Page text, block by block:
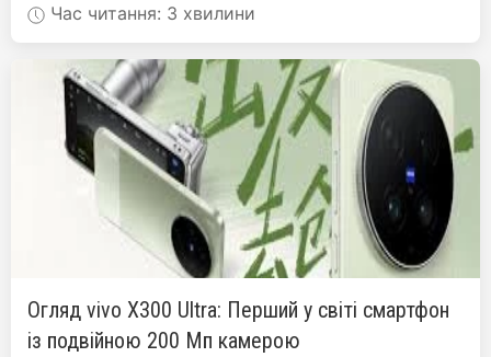
Час читання: 3 хвилини
Огляд vivo X300 Ultra: Перший у світі смартфон
із подвійною 200 Мп камерою